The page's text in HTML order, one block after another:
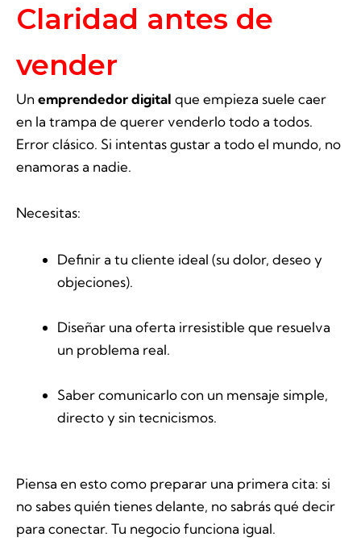
Claridad antes de
vender
Un emprendedor digital que empieza suele caer
en la trampa de querer venderlo todo a todos.
Error clásico. Si intentas gustar a todo el mundo, no
enamoras a nadie.
Necesitas:
Definir a tu cliente ideal (su dolor, deseo y
objeciones).
Diseñar una oferta irresistible que resuelva
un problema real.
Saber comunicarlo con un mensaje simple,
directo y sin tecnicismos.
Piensa en esto como preparar una primera cita: si
no sabes quién tienes delante, no sabrás qué decir
para conectar. Tu negocio funciona igual.